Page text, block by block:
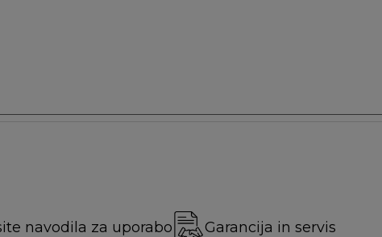
navodila za uporabo Garancija in servis